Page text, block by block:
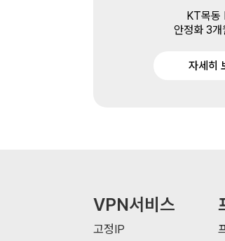
KT목동
안정화 3개
자세히
VPN서비스
고정IP